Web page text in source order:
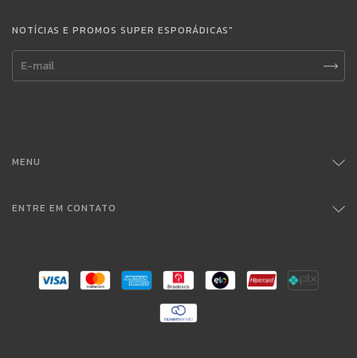
NOTÍCIAS E PROMOS SUPER ESPORÁDICAS"
MENU
ENTRE EM CONTATO